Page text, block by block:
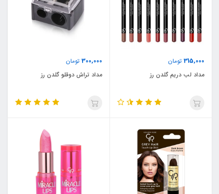
315,000 تومان
مداد لب دریم گلدن رز
300,000 تومان
مداد تراش دوقلو گلدن رز